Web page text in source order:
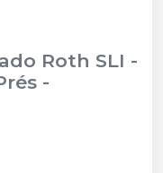
Roth SLI -
-